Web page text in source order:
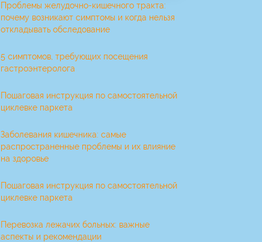
Проблемы желудочно-кишечного тракта:
почему возникают симптомы и когда нельзя
откладывать обследование
5 симптомов, требующих посещения
гастроэнтеролога
Пошаговая инструкция по самостоятельной
циклевке паркета
Заболевания кишечника: самые
распространенные проблемы и их влияние
на здоровье
Пошаговая инструкция по самостоятельной
циклевке паркета
Перевозка лежачих больных: важные
аспекты и рекомендации